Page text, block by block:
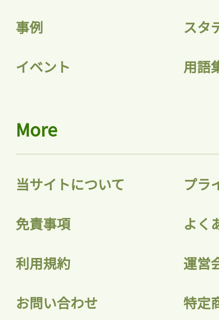
事例 スタ
イベント 用語
More
当サイトについて プラ
免責事項 よく
利用規約 運営
お問い合わせ 特定